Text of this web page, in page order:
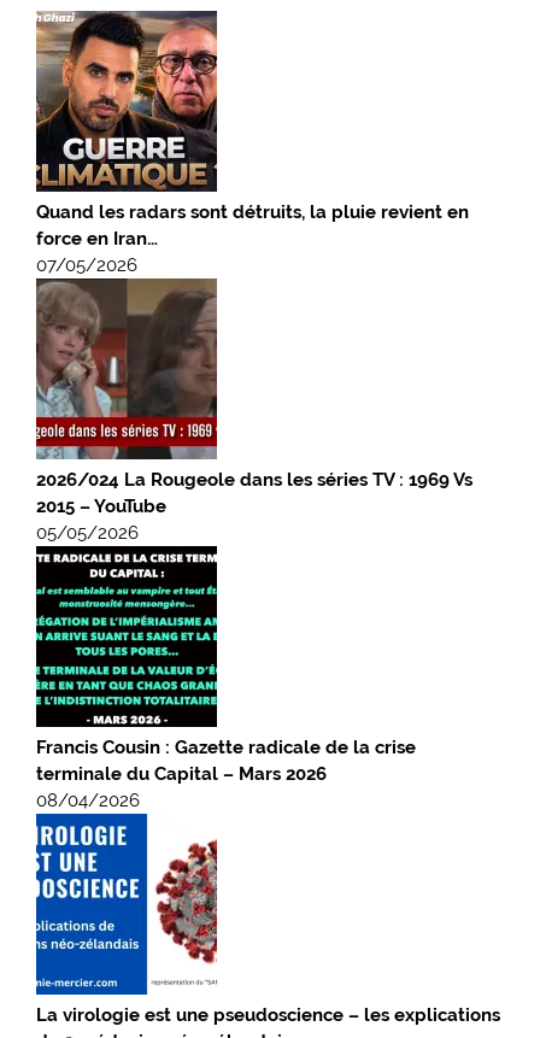
Quand les radars sont détruits, la pluie revient en
force en Iran…
07/05/2026
2026/024 La Rougeole dans les séries TV : 1969 Vs
2015 – YouTube
05/05/2026
Francis Cousin : Gazette radicale de la crise
terminale du Capital – Mars 2026
08/04/2026
La virologie est une pseudoscience – les explications